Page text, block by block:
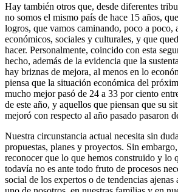
Hay también otros que, desde diferentes
no somos el mismo país de hace 15 años,
logros, que vamos caminando, poco a poco,
económicos, sociales y culturales, y que
hacer. Personalmente, coincido con esta
hecho, además de la evidencia que la
hay briznas de mejora, al menos en lo
piensa que la situación económica del
mucho mejor pasó de 24 a 33 por ciento
de este año, y aquellos que piensan que su
mejoró con respecto al año pasado pasaron
Nuestra circunstancia actual necesita sin
propuestas, planes y proyectos. Sin
reconocer que lo que hemos construido y lo
todavía no es ante todo fruto de procesos
social de los expertos o de tendencias ajenas